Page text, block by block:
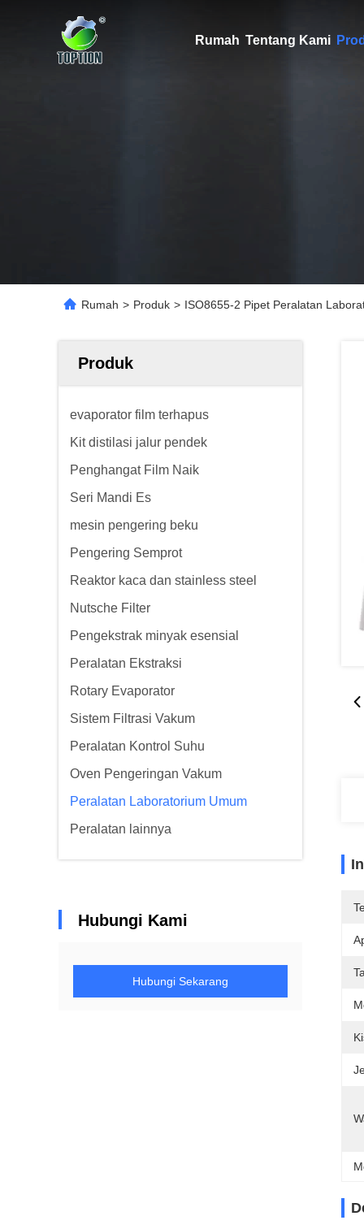
Rumah Tentang Kami
Rumah > Produk > ISO8655-2 Pipet Peralatan
Produk
evaporator film terhapus
Kit distilasi jalur pendek
Penghangat Film Naik
Seri Mandi Es
mesin pengering beku
Pengering Semprot
Reaktor kaca dan stainless steel
Nutsche Filter
Pengekstrak minyak esensial
Peralatan Ekstraksi
Rotary Evaporator
Sistem Filtrasi Vakum
Peralatan Kontrol Suhu
Oven Pengeringan Vakum
Peralatan Laboratorium Umum
Peralatan lainnya
Hubungi Kami
Hubungi Sekarang